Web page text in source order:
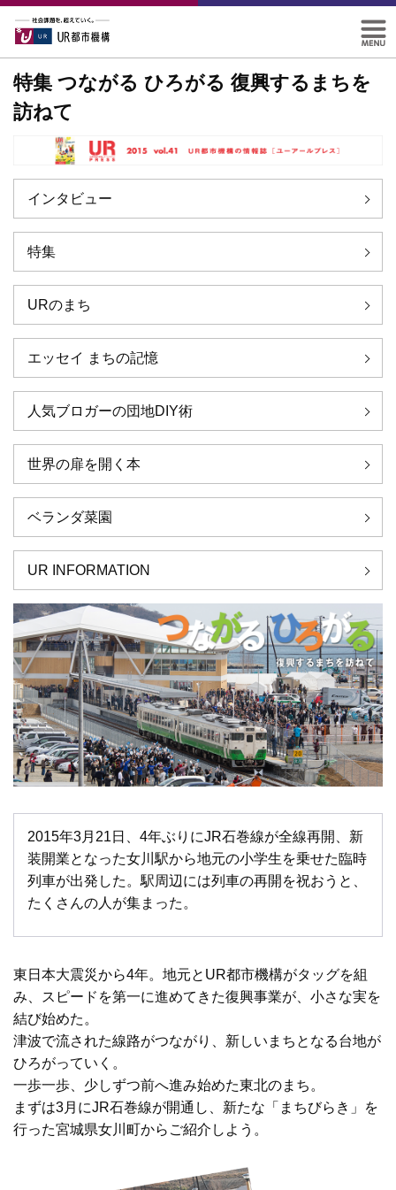
特集 つながる ひろがる 復興するまちを
訪ねて
インタビュー
特集
URのまち
エッセイ まちの記憶
人気ブロガーの団地DIY術
世界の扉を開く本
ベランダ菜園
UR INFORMATION
2015年3月21日、4年ぶりにJR石巻線が全線再開、新
装開業となった女川駅から地元の小学生を乗せた臨時
列車が出発した。駅周辺には列車の再開を祝おうと、
たくさんの人が集まった。
東日本大震災から4年。地元とUR都市機構がタッグを組
み、スピードを第一に進めてきた復興事業が、小さな実を
結び始めた。
津波で流された線路がつながり、新しいまちとなる台地が
ひろがっていく。
一歩一歩、少しずつ前へ進み始めた東北のまち。
まずは3月にJR石巻線が開通し、新たな「まちびらき」を
行った宮城県女川町からご紹介しよう。